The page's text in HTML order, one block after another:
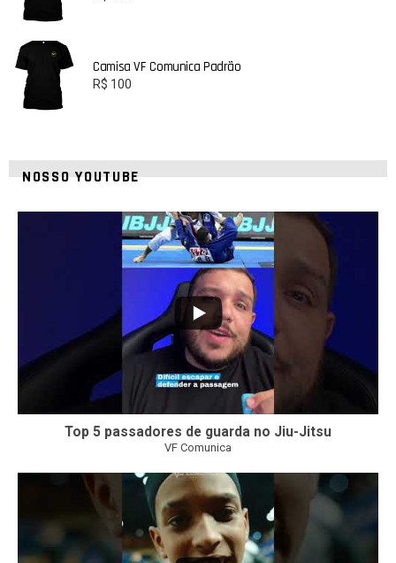
Camisa VF Comunica Padrão
R$ 100
NOSSO YOUTUBE
Top 5 passadores de guarda no Jiu-Jitsu
VF Comunica